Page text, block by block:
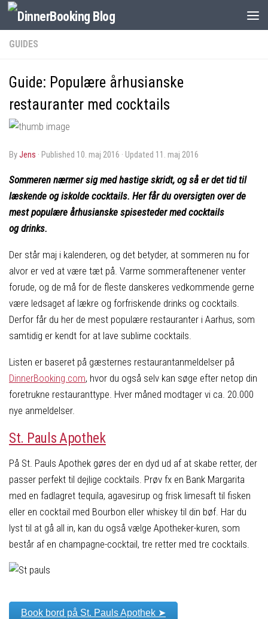
GUIDES
Guide: Populære århusianske
restauranter med cocktails
byJens · Published 10. maj 2016 · Updated 11. maj 2016
Sommeren nærmer sig med hastige skridt, og så er det tid til
læskende og iskolde cocktails. Her får du oversigten over de
mest populære århusianske spisesteder med cocktails
og drinks.
Der står maj i kalenderen, og det betyder, at sommeren nu for
alvor er ved at være tæt på. Varme sommeraftenener venter
forude, og de må for de fleste danskeres vedkommende gerne
være ledsaget af lækre og forfriskende drinks og cocktails.
Derfor får du her de mest populære restauranter i Aarhus, som
samtidig er kendt for at lave sublime cocktails.
Listen er baseret på gæsternes restaurantanmeldelser på
DinnerBooking.com, hvor du også selv kan søge efter netop din
foretrukne restauranttype. Hver måned modtager vi ca. 20.000
nye anmeldelser.
St. Pauls Apothek
På St. Pauls Apothek gøres der en dyd ud af at skabe retter, der
passer perfekt til dejlige cocktails. Prøv fx en Bank Margarita
med en fadlagret tequila, agavesirup og frisk limesaft til fisken
eller en cocktail med Bourbon eller whiskey til din bøf. Har du
lyst til at gå all in, kan du også vælge Apotheker-kuren, som
består af en champagne-cocktail, tre retter med tre cocktails.
Book bord på St. Pauls Apothek ➤